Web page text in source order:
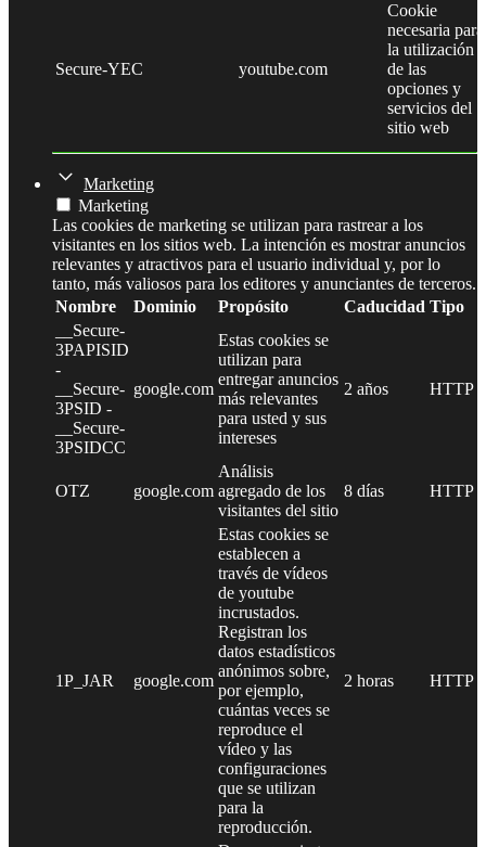
Secure-YEC youtube.com
Cookie
necesaria para
la utilización
de las
opciones y
servicios del
sitio web
Marketing
Marketing
Las cookies de marketing se utilizan para rastrear a los
visitantes en los sitios web. La intención es mostrar anuncios
relevantes y atractivos para el usuario individual y, por lo
tanto, más valiosos para los editores y anunciantes de terceros.
Nombre
Dominio Propósito Caducidad Tipo
__Secure-
3PAPISID
-
__Secure-
3PSID -
__Secure-
3PSIDCC
google.com
Estas cookies se
utilizan para
entregar anuncios
más relevantes
para usted y sus
intereses
2 años HTTP
OTZ google.com
Análisis
agregado de los
visitantes del sitio
8 días HTTP
1P_JAR google.com
Estas cookies se
establecen a
través de vídeos
de youtube
incrustados.
Registran los
datos estadísticos
anónimos sobre,
por ejemplo,
cuántas veces se
reproduce el
vídeo y las
configuraciones
que se utilizan
para la
reproducción.
2 horas HTTP